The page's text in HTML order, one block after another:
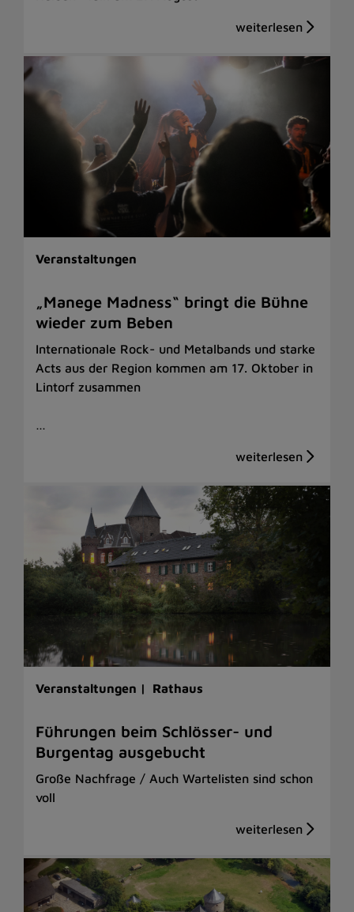
Veranstaltungen
„Manege Madness“ bringt die Bühne
wieder zum Beben
Internationale Rock- und Metalbands und starke
Acts aus der Region kommen am 17. Oktober in
Lintorf zusammen
…
Veranstaltungen | Rathaus
Führungen beim Schlösser- und
Burgentag ausgebucht
Große Nachfrage / Auch Wartelisten sind schon
voll